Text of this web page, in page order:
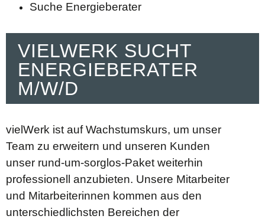
Suche Energieberater
VIELWERK SUCHT
ENERGIEBERATER
M/W/D
vielWerk ist auf Wachstumskurs, um unser
Team zu erweitern und unseren Kunden
unser rund-um-sorglos-Paket weiterhin
professionell anzubieten. Unsere Mitarbeiter
und Mitarbeiterinnen kommen aus den
unterschiedlichsten Bereichen der